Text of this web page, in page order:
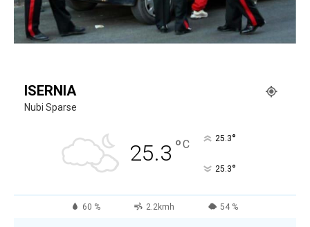
ISERNIA
Nubi Sparse
25.3 °C 25.3°
25.3°
60 % 2.2kmh 54 %